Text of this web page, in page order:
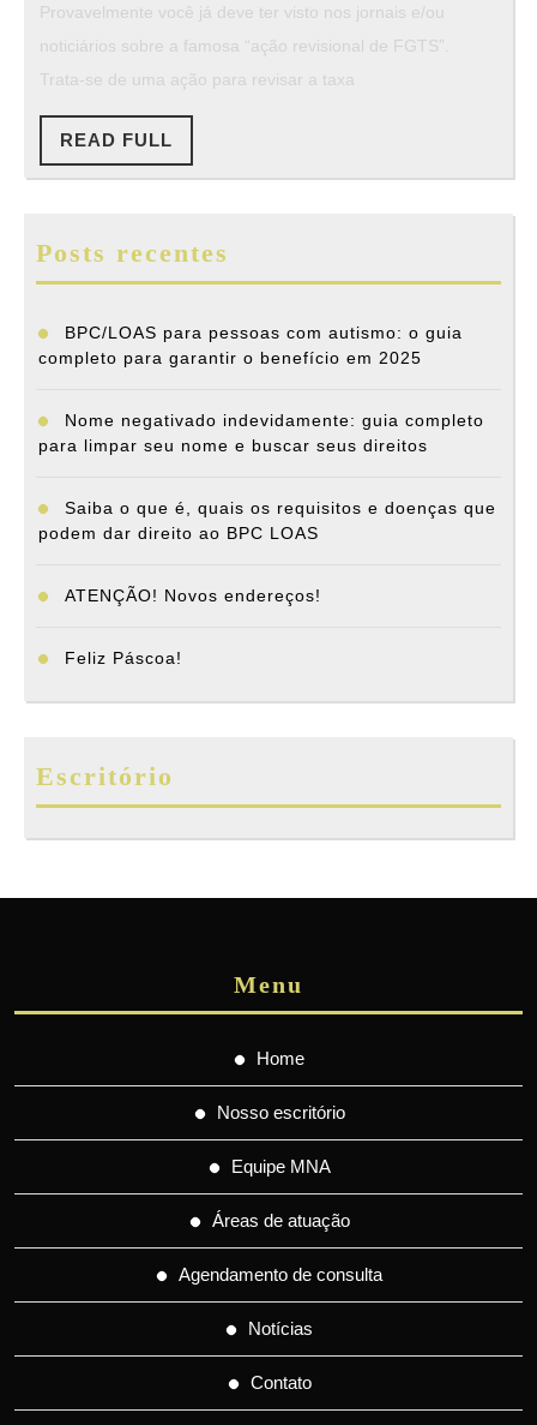
Provavelmente você já deve ter visto nos jornais e/ou
noticiários sobre a famosa “ação revisional de FGTS”.
Trata-se de uma ação para revisar a taxa
READ FULL
FULL
Posts recentes
BPC/LOAS para pessoas com autismo: o guia
completo para garantir o benefício em 2025
Nome negativado indevidamente: guia completo
para limpar seu nome e buscar seus direitos
Saiba o que é, quais os requisitos e doenças que
podem dar direito ao BPC LOAS
ATENÇÃO! Novos endereços!
Feliz Páscoa!
Escritório
Menu
Home
Nosso escritório
Equipe MNA
Áreas de atuação
Agendamento de consulta
Notícias
Contato